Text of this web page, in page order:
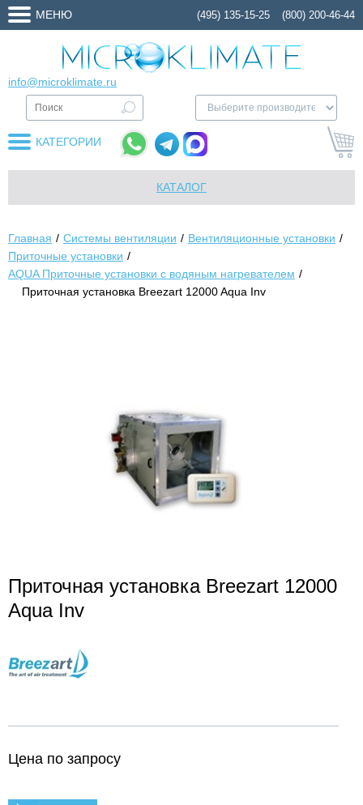
МЕНЮ (495) 135-15-25 (800) 200-46-44
info@microklimate.ru
КАТЕГОРИИ
КАТАЛОГ
Главная Системы вентиляции
Вентиляционные установки
Приточные установки
AQUA Приточные установки с водяным нагревателем
Приточная установка Breezart 12000 Aqua Inv
Приточная установка Breezart 12000
Aqua Inv
Цена по запросу